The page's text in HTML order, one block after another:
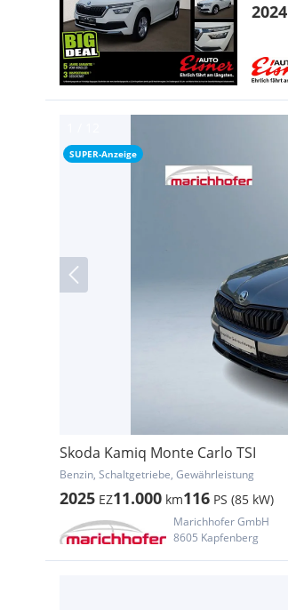
2024
SUPER-Anzeige
Skoda Kamiq Monte Carlo TSI
Benzin, Schaltgetriebe, Gewährleistung
2025 EZ11.000 km116 PS (85 kW)
Marichhofer GmbH
8605 Kapfenberg